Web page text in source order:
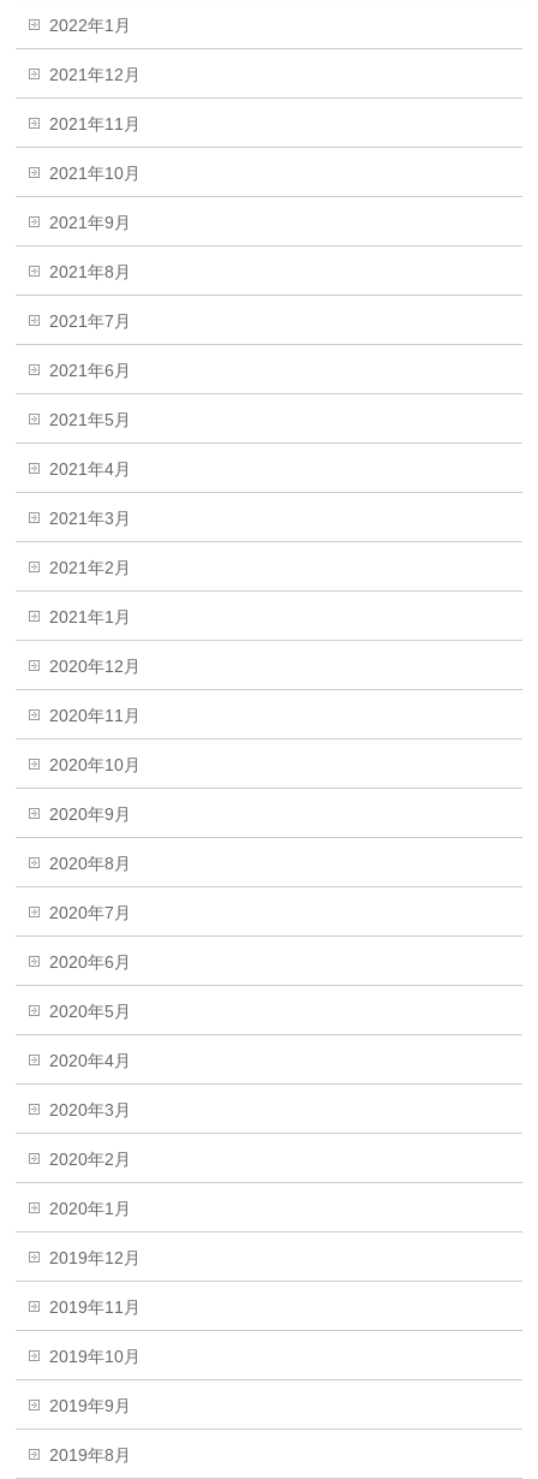
2022年1月
2021年12月
2021年11月
2021年10月
2021年9月
2021年8月
2021年7月
2021年6月
2021年5月
2021年4月
2021年3月
2021年2月
2021年1月
2020年12月
2020年11月
2020年10月
2020年9月
2020年8月
2020年7月
2020年6月
2020年5月
2020年4月
2020年3月
2020年2月
2020年1月
2019年12月
2019年11月
2019年10月
2019年9月
2019年8月